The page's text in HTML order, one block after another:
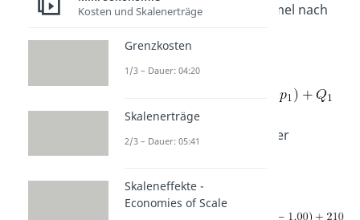
musst du nur die Formel nach
Wenn du die Werte hier
Kosten und Skalenerträge
Grenzkosten
1/3 – Dauer: 04:20
Skalenerträge
2/3 – Dauer: 05:41
Skaleneffekte -
Economies of Scale